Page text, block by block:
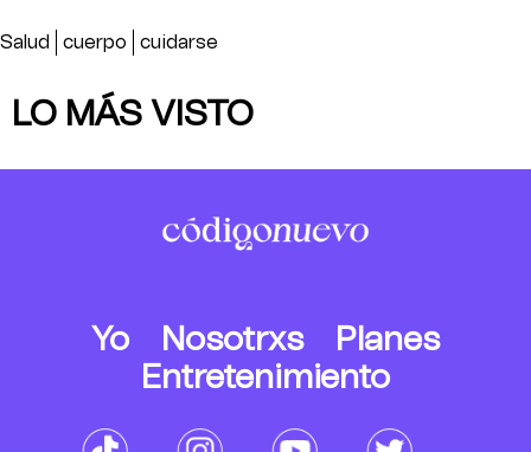
Salud cuerpo cuidarse
LO MÁS VISTO
Yo Nosotrxs
Planes
Entretenimiento